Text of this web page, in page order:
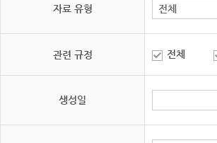
자료 유형
관련 규정 전체
생성일